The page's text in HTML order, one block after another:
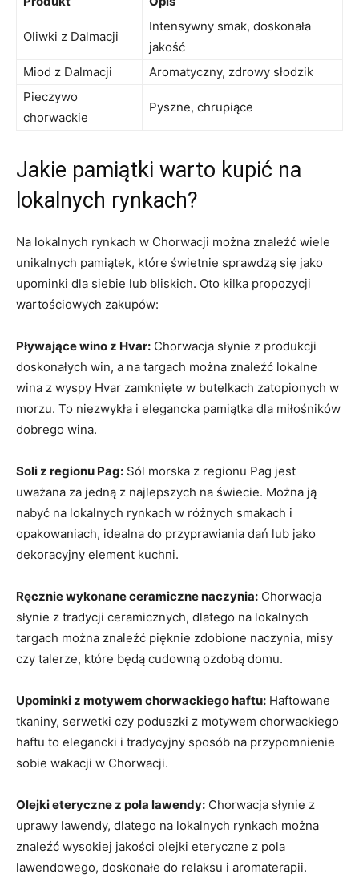
Oliwki ⁢z Dalmacji
Intensywny smak, doskonała
jakość
Miod z Dalmacji
Aromatyczny, zdrowy​ słodzik
Pieczywo
chorwackie
Pyszne, chrupiące
Jakie pamiątki warto ​kupić ‍na
‍lokalnych⁤ rynkach?
Na lokalnych rynkach w Chorwacji można znaleźć wiele
⁤unikalnych pamiątek, które świetnie sprawdzą się jako
upominki dla‌ siebie⁣ lub​ bliskich. Oto kilka propozycji
⁤wartościowych zakupów:
Pływające ⁤wino z Hvar: Chorwacja słynie z produkcji
doskonałych win, a ‌na targach można znaleźć lokalne
wina z wyspy Hvar zamknięte⁢ w butelkach zatopionych⁢ w
morzu. To niezwykła‌ i elegancka ‌pamiątka dla miłośników
dobrego wina.
Soli z regionu Pag: ‍Sól⁢ morska z regionu‌ Pag jest
uważana za jedną z ‍najlepszych​ na świecie. Można ją
nabyć ​na lokalnych rynkach w ​różnych smakach i⁢
opakowaniach, idealna do przyprawiania dań⁢ lub​ jako
⁣dekoracyjny element kuchni.
Ręcznie wykonane ceramiczne naczynia: ⁤Chorwacja
słynie z tradycji ceramicznych, dlatego ⁤na ⁣lokalnych⁤
targach można⁣ znaleźć pięknie zdobione naczynia, misy
czy ​talerze, które⁣ będą cudowną ozdobą domu.
Upominki ⁤z motywem chorwackiego haftu: ‌Haftowane
tkaniny, serwetki czy poduszki z⁤ motywem chorwackiego
haftu to elegancki i tradycyjny​ sposób na przypomnienie
sobie wakacji w⁤ Chorwacji.
Olejki eteryczne ⁣z pola lawendy: Chorwacja słynie z
uprawy lawendy, dlatego na⁣ lokalnych rynkach można
znaleźć ‍wysokiej jakości olejki eteryczne z pola
lawendowego, doskonałe do relaksu i aromaterapii.